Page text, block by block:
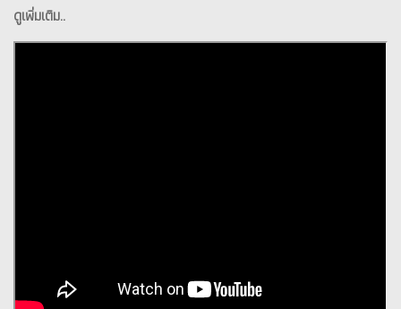
ดูเพิ่มเติม..